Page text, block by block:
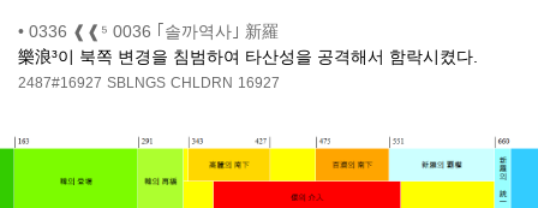
• 0336 ❰❰⁵ 0036 ｢솔까역사｣ 新羅
樂浪³이 북쪽 변경을 침범하여 타산성을 공격해서 함락시켰다.
2487#16927 SBLNGS CHLDRN 16927